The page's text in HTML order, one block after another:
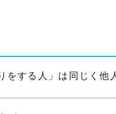
をする人」は同じく他